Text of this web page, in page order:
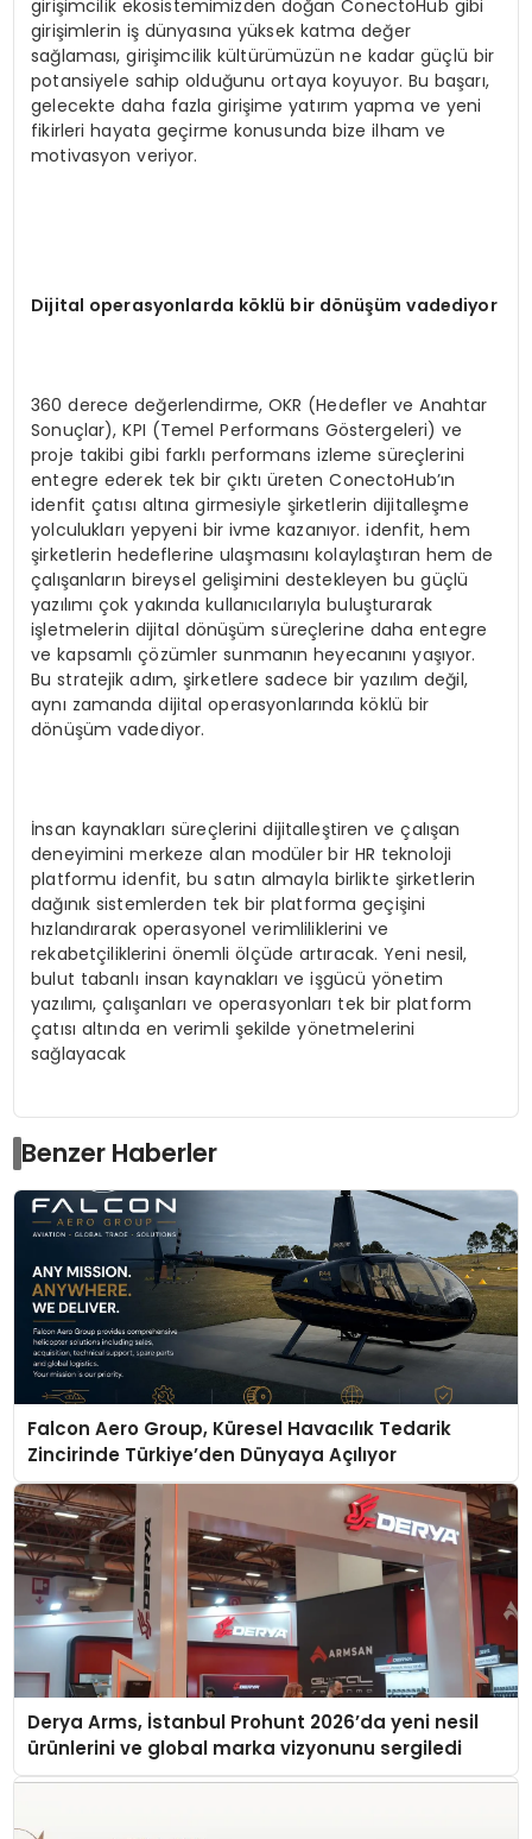
girişimcilik ekosistemimizden doğan ConectoHub gibi
girişimlerin iş dünyasına yüksek katma değer
sağlaması, girişimcilik kültürümüzün ne kadar güçlü bir
potansiyele sahip olduğunu ortaya koyuyor. Bu başarı,
gelecekte daha fazla girişime yatırım yapma ve yeni
fikirleri hayata geçirme konusunda bize ilham ve
motivasyon veriyor.
Dijital operasyonlarda köklü bir dönüşüm vadediyor
360 derece değerlendirme, OKR (Hedefler ve Anahtar
Sonuçlar), KPI (Temel Performans Göstergeleri) ve
proje takibi gibi farklı performans izleme süreçlerini
entegre ederek tek bir çıktı üreten ConectoHub’ın
idenfit çatısı altına girmesiyle şirketlerin dijitalleşme
yolculukları yepyeni bir ivme kazanıyor. idenfit, hem
şirketlerin hedeflerine ulaşmasını kolaylaştıran hem de
çalışanların bireysel gelişimini destekleyen bu güçlü
yazılımı çok yakında kullanıcılarıyla buluşturarak
işletmelerin dijital dönüşüm süreçlerine daha entegre
ve kapsamlı çözümler sunmanın heyecanını yaşıyor.
Bu stratejik adım, şirketlere sadece bir yazılım değil,
aynı zamanda dijital operasyonlarında köklü bir
dönüşüm vadediyor.
İnsan kaynakları süreçlerini dijitalleştiren ve çalışan
deneyimini merkeze alan modüler bir HR teknoloji
platformu idenfit, bu satın almayla birlikte şirketlerin
dağınık sistemlerden tek bir platforma geçişini
hızlandırarak operasyonel verimliliklerini ve
rekabetçiliklerini önemli ölçüde artıracak. Yeni nesil,
bulut tabanlı insan kaynakları ve işgücü yönetim
yazılımı, çalışanları ve operasyonları tek bir platform
çatısı altında en verimli şekilde yönetmelerini
sağlayacak
Benzer Haberler
Falcon Aero Group, Küresel Havacılık Tedarik
Zincirinde Türkiye’den Dünyaya Açılıyor
Derya Arms, İstanbul Prohunt 2026’da yeni nesil
ürünlerini ve global marka vizyonunu sergiledi